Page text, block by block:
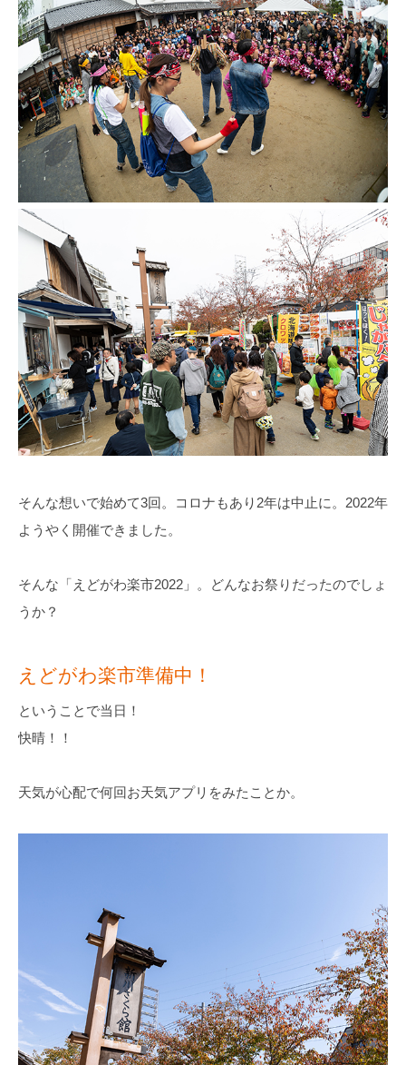
そんな想いで始めて3回。コロナもあり2年は中止に。2022年
ようやく開催できました。
そんな「えどがわ楽市2022」。どんなお祭りだったのでしょ
うか？
えどがわ楽市準備中！
ということで当日！
快晴！！
天気が心配で何回お天気アプリをみたことか。